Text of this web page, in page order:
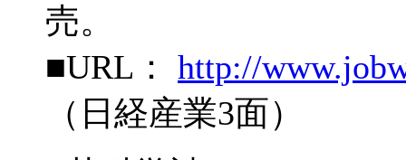
売。
■URL： http://
（日経産業3面）